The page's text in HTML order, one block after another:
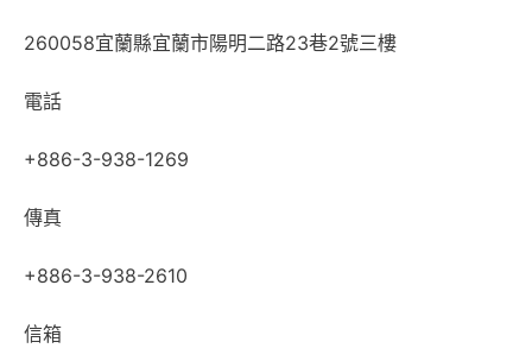
260058宜蘭縣宜蘭市陽明二路23巷2號三樓
電話
+886-3-938-1269
傳真
+886-3-938-2610
信箱